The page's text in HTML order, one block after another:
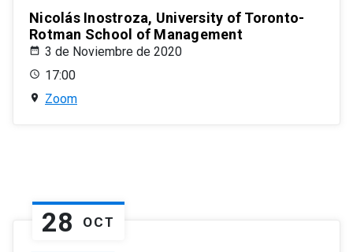
Nicolás Inostroza, University of Toronto-
Rotman School of Management
3 de Noviembre de 2020
17:00
Zoom
28 OCT